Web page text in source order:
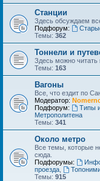
Станции
Здесь обсуждаем
Подфорум:
Темы: 362
Тоннели и
Здесь можно читать
Темы: 163
Вагоны
Все, что ездит по
Модератор:
Подфорум:
Типы
Метрополитена
Темы: 341
Около метро
Все темы, которые
сюда.
Подфорумы:
проезда
Темы: 915